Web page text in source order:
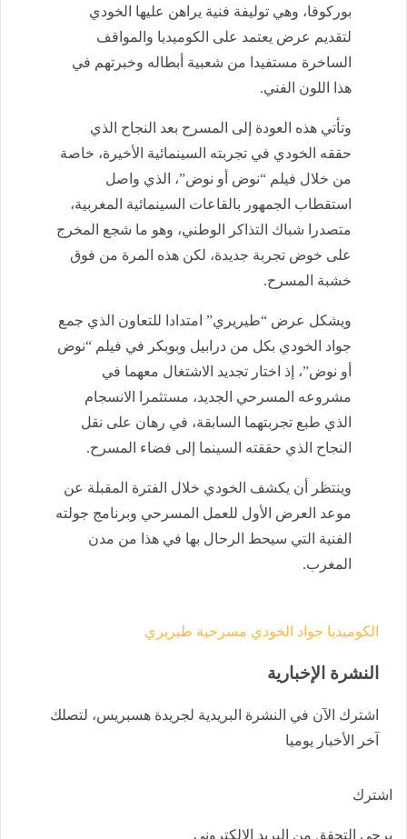
بوركوفا، وهي توليفة فنية يراهن عليها الخودي
لتقديم عرض يعتمد على الكوميديا والمواقف
الساخرة مستفيدا من شعبية أبطاله وخبرتهم في
هذا اللون الفني.
وتأتي هذه العودة إلى المسرح بعد النجاح الذي
حققه الخودي في تجربته السينمائية الأخيرة، خاصة
من خلال فيلم “نوض أو نوض”، الذي واصل
استقطاب الجمهور بالقاعات السينمائية المغربية،
متصدرا شباك التذاكر الوطني، وهو ما شجع المخرج
على خوض تجربة جديدة، لكن هذه المرة من فوق
خشبة المسرح.
ويشكل عرض “طيريري” امتدادا للتعاون الذي جمع
جواد الخودي بكل من درابيل وبوبكر في فيلم “نوض
أو نوض”، إذ اختار تجديد الاشتغال معهما في
مشروعه المسرحي الجديد، مستثمرا الانسجام
الذي طبع تجربتهما السابقة، في رهان على نقل
النجاح الذي حققته السينما إلى فضاء المسرح.
وينتظر أن يكشف الخودي خلال الفترة المقبلة عن
موعد العرض الأول للعمل المسرحي وبرنامج جولته
الفنية التي سيحط الرحال بها في هذا من مدن
المغرب.
الكوميديا جواد الخودي مسرحية طيريري
النشرة الإخبارية
اشترك الآن في النشرة البريدية لجريدة هسبريس، لتصلك
آخر الأخبار يوميا
اشترك
يرجى التحقق من البريد الإلكتروني